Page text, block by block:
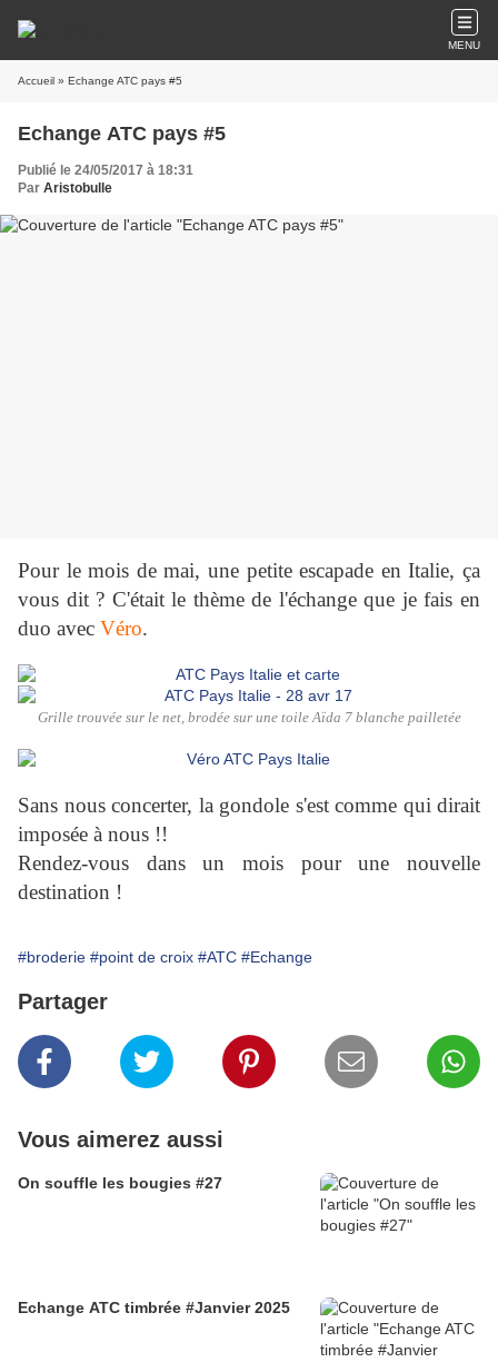
MENU
Accueil » Echange ATC pays #5
Echange ATC pays #5
Publié le 24/05/2017 à 18:31
Par Aristobulle
Pour le mois de mai, une petite escapade en Italie, ça
vous dit ? C'était le thème de l'échange que je fais en
duo avec Véro.
Grille trouvée sur le net, brodée sur une toile Aïda 7 blanche pailletée
Sans nous concerter, la gondole s'est comme qui dirait
imposée à nous !!
Rendez-vous dans un mois pour une nouvelle
destination !
#broderie #point de croix #ATC #Echange
Partager
Vous aimerez aussi
On souffle les bougies #27
Echange ATC timbrée #Janvier 2025